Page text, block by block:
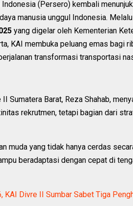
(Persero) kembali
manusia unggul Indonesia.
yang digelar oleh Kementerian
KAI membuka peluang emas bagi
transformasi transportasi
Sumatera Barat, Reza Shahab,
rekrutmen, tetapi bagian dari
muda yang tidak hanya cerdas
beradaptasi dengan cepat di
KAI Divre II Sumbar Sabet Tiga